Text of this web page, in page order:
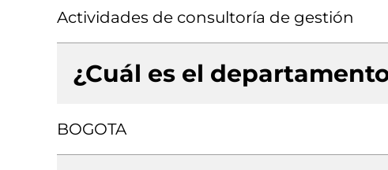
Actividades de consultoría de gestión
¿Cuál es el
BOGOTA